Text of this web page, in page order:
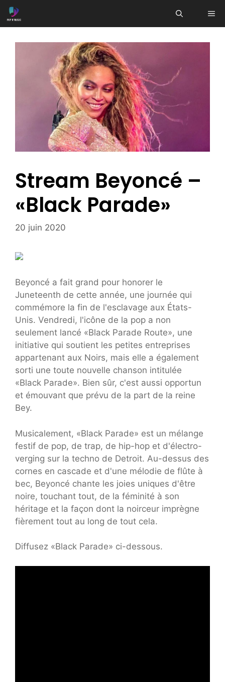
Aller
au
Stream Beyoncé –
«Black Parade»
20 juin 2020
Beyoncé a fait grand pour honorer le
Juneteenth de cette année, une journée qui
commémore la fin de l'esclavage aux États-
Unis. Vendredi, l'icône de la pop a non
seulement lancé «Black Parade Route», une
initiative qui soutient les petites entreprises
appartenant aux Noirs, mais elle a également
sorti une toute nouvelle chanson intitulée
«Black Parade». Bien sûr, c'est aussi opportun
et émouvant que prévu de la part de la reine
Bey.
Musicalement, «Black Parade» est un mélange
festif de pop, de trap, de hip-hop et d'électro-
verging sur la techno de Detroit. Au-dessus des
cornes en cascade et d'une mélodie de flûte à
bec, Beyoncé chante les joies uniques d'être
noire, touchant tout, de la féminité à son
héritage et la façon dont la noirceur imprègne
fièrement tout au long de tout cela.
Diffusez «Black Parade» ci-dessous.